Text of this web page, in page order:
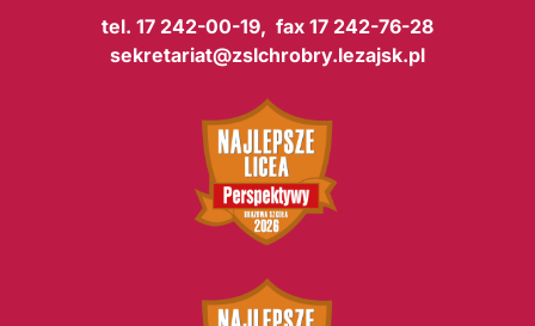
tel. 17 242-00-19, fax 17 242-76-28
sekretariat@zslchrobry.lezajsk.pl